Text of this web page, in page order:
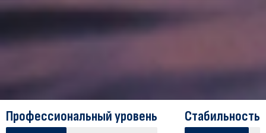
Профессиональный уровень Стабильность